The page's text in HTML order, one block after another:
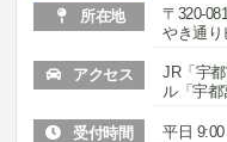
所在地
〒320-
やき通り
アクセス
JR「宇
ル「宇
受付時間 平日